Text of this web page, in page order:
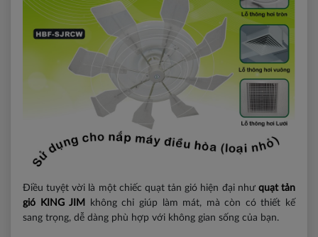
Điều tuyệt vời là một chiếc quạt tản gió hiện đại như quạt tản
gió KING JIM
không chỉ giúp làm mát, mà còn có thiết kế
sang trọng, dễ dàng phù hợp với không gian sống của bạn.